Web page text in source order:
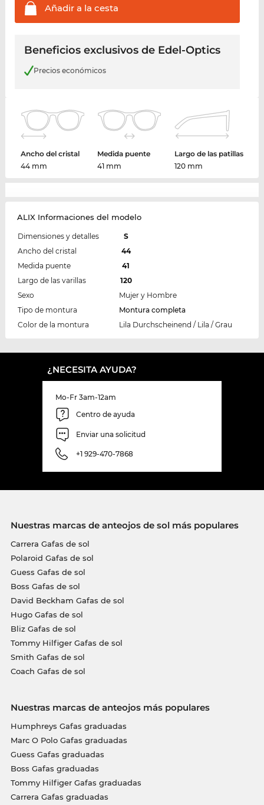
Añadir a la cesta
Beneficios exclusivos de Edel-Optics
Precios económicos
Ancho del cristal
44 mm
Medida puente
41 mm
Largo de las patillas
120 mm
ALIX Informaciones del modelo
Dimensiones y detalles
S
Ancho del cristal
44
Medida puente
41
Largo de las varillas
120
Sexo
Mujer y Hombre
Tipo de montura
Montura completa
Color de la montura
Lila Durchscheinend / Lila / Grau
¿NECESITA AYUDA?
Mo-Fr 3am-12am
Centro de ayuda
Enviar una solicitud
+1 929-470-7868
Nuestras marcas de anteojos de sol más populares
Carrera Gafas de sol
Polaroid Gafas de sol
Guess Gafas de sol
Boss Gafas de sol
David Beckham Gafas de sol
Hugo Gafas de sol
Bliz Gafas de sol
Tommy Hilfiger Gafas de sol
Smith Gafas de sol
Coach Gafas de sol
Nuestras marcas de anteojos más populares
Humphreys Gafas graduadas
Marc O Polo Gafas graduadas
Guess Gafas graduadas
Boss Gafas graduadas
Tommy Hilfiger Gafas graduadas
Carrera Gafas graduadas